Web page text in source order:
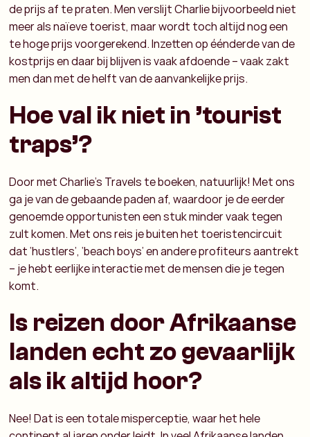
de prijs af te praten. Men verslijt Charlie bijvoorbeeld niet
meer als naïeve toerist, maar wordt toch altijd nog een
te hoge prijs voorgerekend. Inzetten op éénderde van de
kostprijs en daar bij blijven is vaak afdoende – vaak zakt
men dan met de helft van de aanvankelijke prijs.
Hoe val ik niet in ’tourist
traps’?
Door met Charlie’s Travels te boeken, natuurlijk! Met ons
ga je van de gebaande paden af, waardoor je de eerder
genoemde opportunisten een stuk minder vaak tegen
zult komen. Met ons reis je buiten het toeristencircuit
dat ‘hustlers’, ‘beach boys’ en andere profiteurs aantrekt
– je hebt eerlijke interactie met de mensen die je tegen
komt.
Is reizen door Afrikaanse
landen echt zo gevaarlijk
als ik altijd hoor?
Nee! Dat is een totale misperceptie, waar het hele